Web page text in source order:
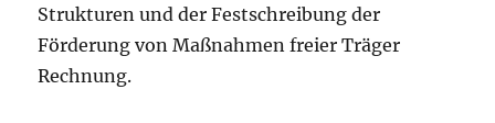
Strukturen und der Festschreibung der
Förderung von Maßnahmen freier Träger
Rechnung.